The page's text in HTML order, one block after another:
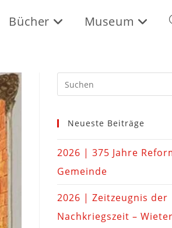
Bücher Museum
Neueste Beiträge
2026 | 375 Jahre
Gemeinde
2026 | Zeitzeugnis der
Nachkriegszeit –